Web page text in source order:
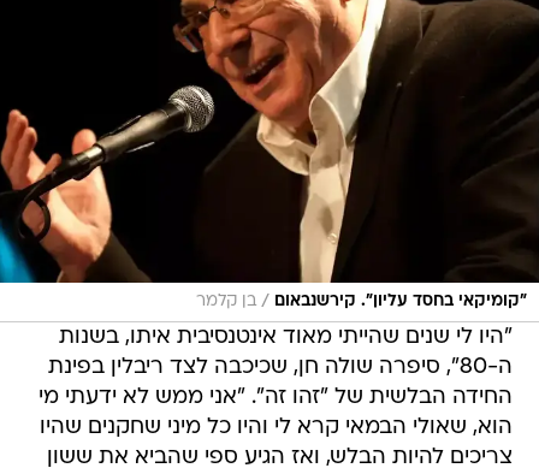
"קומיקאי בחסד עליון". קירשנבאום / בן קלמר
"היו לי שנים שהייתי מאוד אינטנסיבית איתו, בשנות
ה-80", סיפרה שולה חן, שכיכבה לצד ריבלין בפינת
החידה הבלשית של "זהו זה". "אני ממש לא ידעתי מי
הוא, שאולי הבמאי קרא לי והיו כל מיני שחקנים שהיו
צריכים להיות הבלש, ואז הגיע ספי שהביא את ששון